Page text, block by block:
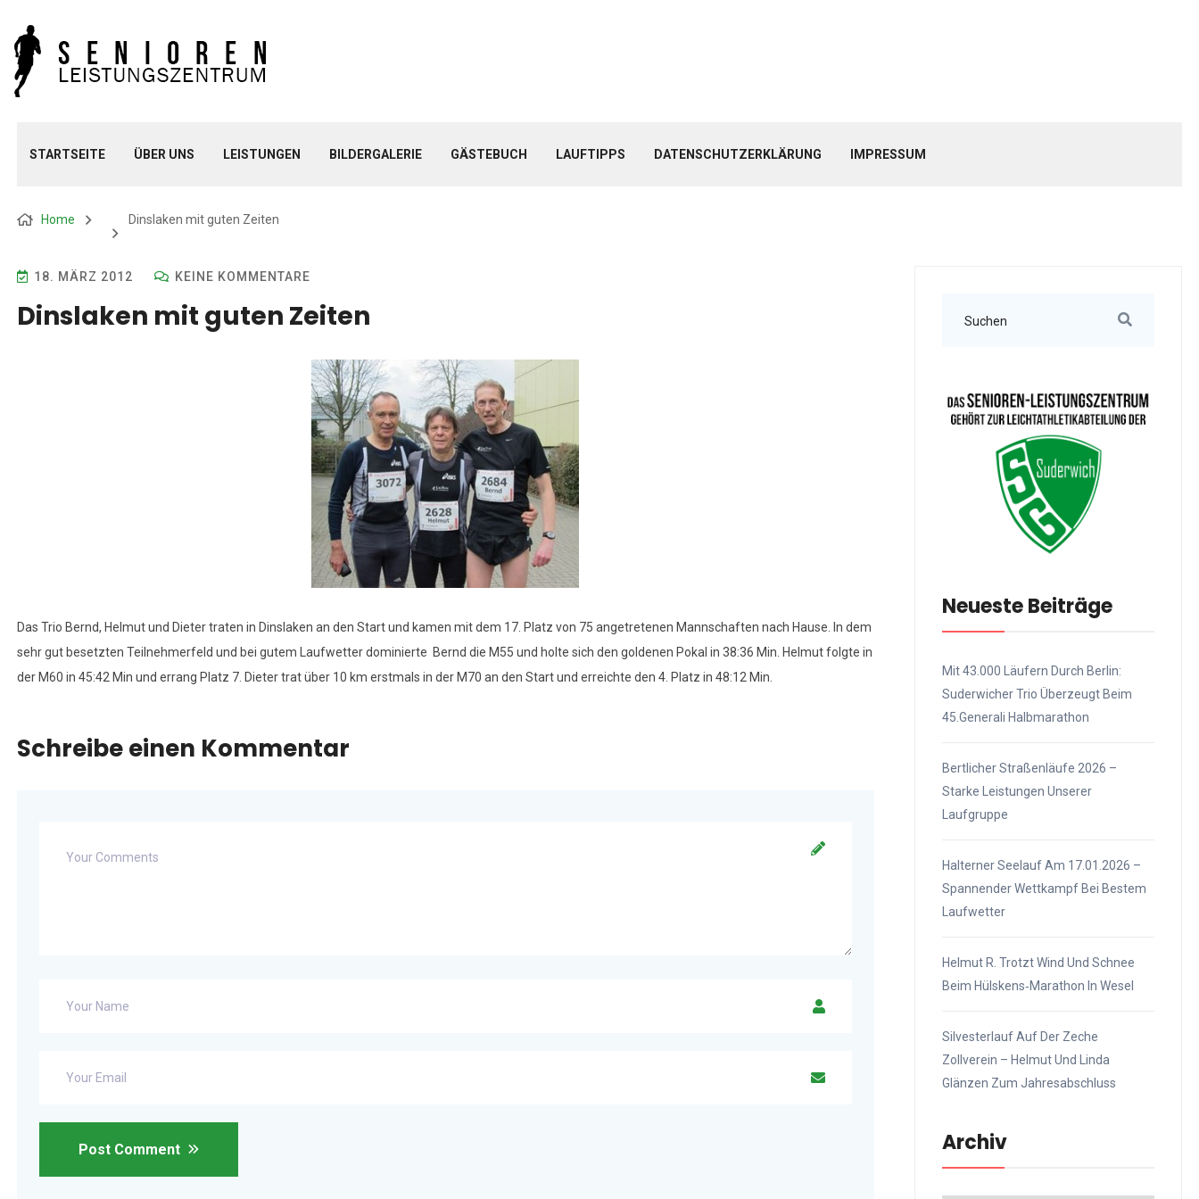
STARTSEITE ÜBER UNS LEISTUNGEN BILDERGALERIE GÄSTEBUCH LAUFTIPPS DATENSCHUTZERKLÄRUNG IMPRESSUM
Home Dinslaken mit guten Zeiten
18. MÄRZ 2012 KEINE KOMMENTARE
Dinslaken mit guten Zeiten
Das Trio Bernd, Helmut und Dieter traten in Dinslaken an den Start und kamen mit dem 17. Platz von 75 angetretenen Mannschaften nach Hause. In dem
sehr gut besetzten Teilnehmerfeld und bei gutem Laufwetter dominierte Bernd die M55 und holte sich den goldenen Pokal in 38:36 Min. Helmut folgte in
der M60 in 45:42 Min und errang Platz 7. Dieter trat über 10 km erstmals in der M70 an den Start und erreichte den 4. Platz in 48:12 Min.
Schreibe einen Kommentar
Post Comment
Neueste Beiträge
Mit 43.000 Läufern Durch Berlin:
Suderwicher Trio Überzeugt Beim
45.Generali Halbmarathon
Bertlicher Straßenläufe 2026 –
Starke Leistungen Unserer
Laufgruppe
Halterner Seelauf Am 17.01.2026 –
Spannender Wettkampf Bei Bestem
Laufwetter
Helmut R. Trotzt Wind Und Schnee
Beim Hülskens‑Marathon In Wesel
Silvesterlauf Auf Der Zeche
Zollverein – Helmut Und Linda
Glänzen Zum Jahresabschluss
Archiv